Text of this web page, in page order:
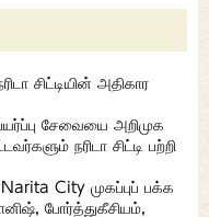
சிட்டியின் அதிகார
சேவையை அறிமுக
நரிடா சிட்டி பற்றி
City முகப்புப் பக்க
போர்த்துகீசியம்,